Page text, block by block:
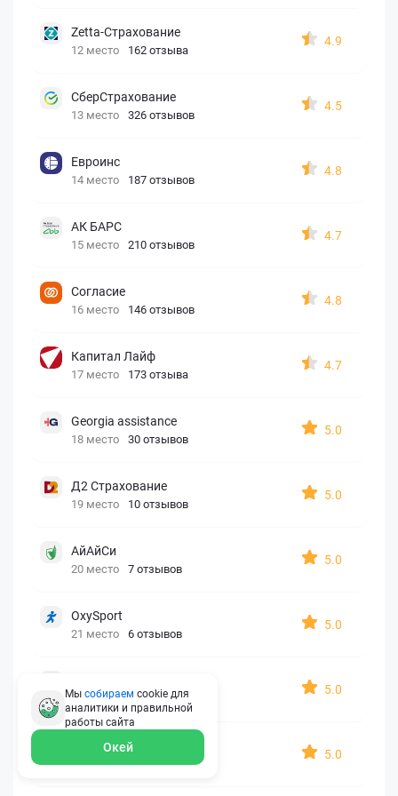
Zetta-Страхование
12 место 162 отзыва
4.9
СберСтрахование
13 место 326 отзывов
4.5
Евроинс
14 место 187 отзывов
4.8
АК БАРС
15 место 210 отзывов
4.7
Согласие
16 место 146 отзывов
4.8
Капитал Лайф
17 место 173 отзыва
4.7
Georgia assistance
18 место 30 отзывов
5.0
Д2 Страхование
19 место 10 отзывов
5.0
АйАйСи
20 место 7 отзывов
5.0
OxySport
21 место 6 отзывов
5.0
22 место 2 отзыва
5.0
Oxy Travel Premium
23 место 1 отзыв
5.0
Мы собираем cookie для
аналитики и правильной
работы сайта
Окей